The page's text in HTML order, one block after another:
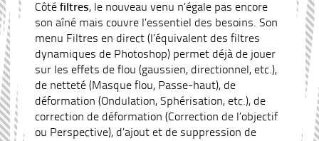
Côtéfiltres, le nouveau venu n’égale pas encore
son aîné mais couvre l’essentiel des besoins. Son
menu Filtres en direct (l’équivalent des filtres
dynamiques de Photoshop) permet déjà de jouer
sur les effets de flou (gaussien, directionnel, etc.),
de netteté (Masque flou, Passe-haut), de
déformation (Ondulation, Sphérisation, etc.), de
correction de déformation (Correction de l’objectif
ou Perspective), d’ajout et de suppression de